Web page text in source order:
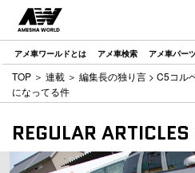
アメ車ワールドとは アメ車検索 アメ車パー
TOP ＞ 連載 ＞ 編集長の独り言 > C5コル
になってる件
REGULAR ARTICLES